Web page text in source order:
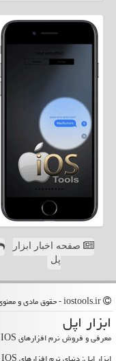
صفحه اخبار ابزار
پل
ابزار اپل
معرفی و فروش نرم افزارهای IOS